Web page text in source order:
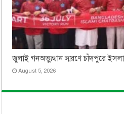
জুলাই গনঅভ্যুত্থান স্মরণে চাঁদপুরে
August 5, 2026